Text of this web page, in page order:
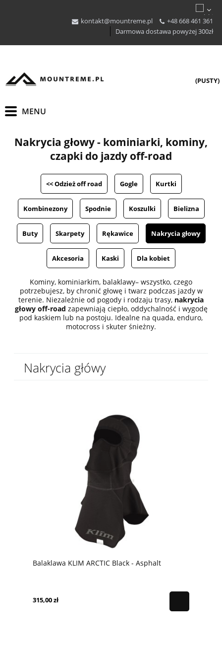
kontakt@mountreme.pl
+48 668 461 361
Darmowa dostawa powyżej 300zł
(PUSTY)
Nakrycia głowy - kominiarki, kominy,
czapki do jazdy off-road
<< Odzież off road Gogle Kurtki
Kombinezony Spodnie Koszulki Bielizna
Buty Skarpety Rękawice Nakrycia głowy
Akcesoria Kaski Dla kobiet
Kominy, kominiarkim, balaklawy– wszystko, czego
potrzebujesz, by chronić głowę i twarz podczas jazdy w
terenie. Niezależnie od pogody i rodzaju trasy, nakrycia
głowy off-road zapewniają ciepło, oddychalność i wygodę
pod kaskiem lub na postoju. Idealne na quada, enduro,
motocross i skuter śnieżny.
Nakrycia główy
Balaklawa KLIM ARCTIC Black - Asphalt
315,00 zł